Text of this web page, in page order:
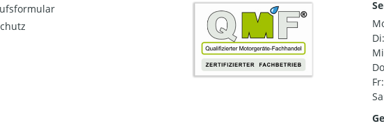
Di:
Fr: